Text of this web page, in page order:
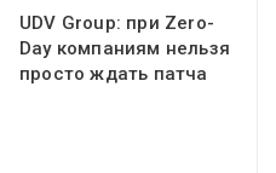
UDV Group: при Zero-
Day компаниям нельзя
просто ждать патча